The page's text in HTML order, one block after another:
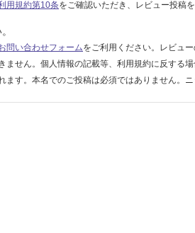
用規約第10条をご確認いただき、レビュー投稿
問い合わせフォームをご利用ください。レビュ
せん。個人情報の記載等、利用規約に反する
ます。本名でのご投稿は必須ではありません。